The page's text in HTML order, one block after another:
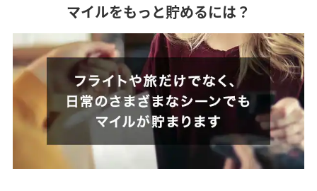
マイルをもっと貯めるには？